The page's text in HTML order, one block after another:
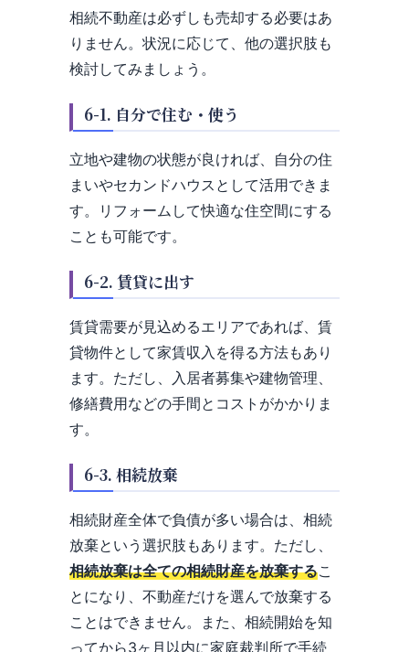
相続不動産は必ずしも売却する必要はあ
りません。状況に応じて、他の選択肢も
検討してみましょう。
6-1. 自分で住む・使う
立地や建物の状態が良ければ、自分の住
まいやセカンドハウスとして活用できま
す。リフォームして快適な住空間にする
ことも可能です。
6-2. 賃貸に出す
賃貸需要が見込めるエリアであれば、賃
貸物件として家賃収入を得る方法もあり
ます。ただし、入居者募集や建物管理、
修繕費用などの手間とコストがかかりま
す。
6-3. 相続放棄
相続財産全体で負債が多い場合は、相続
放棄という選択肢もあります。ただし、
相続放棄は全ての相続財産を放棄するこ
とになり、不動産だけを選んで放棄する
ことはできません。また、相続開始を知
ってから3ヶ月以内に家庭裁判所で手続